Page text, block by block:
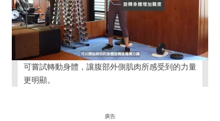
可嘗試轉動身體，讓腹部外側肌肉所感受到的力量
更明顯。
廣告